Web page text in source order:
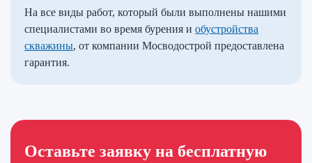
На все виды работ, который были выполнены нашими
специалистами во время бурения и обустройства
скважины, от компании Мосводострой предоставлена
гарантия.
Оставьте заявку на бесплатную